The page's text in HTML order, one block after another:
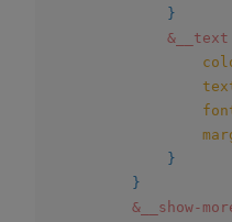
}
&__text
}
}
&__show-